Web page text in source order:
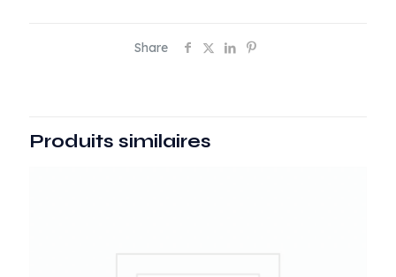
Share
Produits similaires